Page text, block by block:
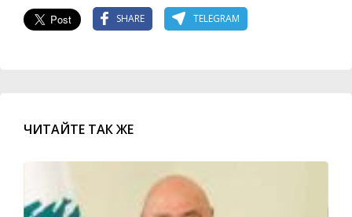
SHARE TELEGRAM
ЧИТАЙТЕ ТАК ЖЕ